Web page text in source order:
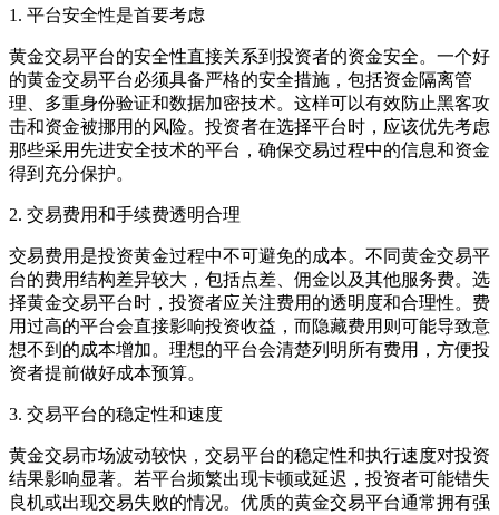
1. 平台安全性是首要考虑
黄金交易平台的安全性直接关系到投资者的资金安全。一个好
的黄金交易平台必须具备严格的安全措施，包括资金隔离管
理、多重身份验证和数据加密技术。这样可以有效防止黑客攻
击和资金被挪用的风险。投资者在选择平台时，应该优先考虑
那些采用先进安全技术的平台，确保交易过程中的信息和资金
得到充分保护。
2. 交易费用和手续费透明合理
交易费用是投资黄金过程中不可避免的成本。不同黄金交易平
台的费用结构差异较大，包括点差、佣金以及其他服务费。选
择黄金交易平台时，投资者应关注费用的透明度和合理性。费
用过高的平台会直接影响投资收益，而隐藏费用则可能导致意
想不到的成本增加。理想的平台会清楚列明所有费用，方便投
资者提前做好成本预算。
3. 交易平台的稳定性和速度
黄金交易市场波动较快，交易平台的稳定性和执行速度对投资
结果影响显著。若平台频繁出现卡顿或延迟，投资者可能错失
良机或出现交易失败的情况。优质的黄金交易平台通常拥有强